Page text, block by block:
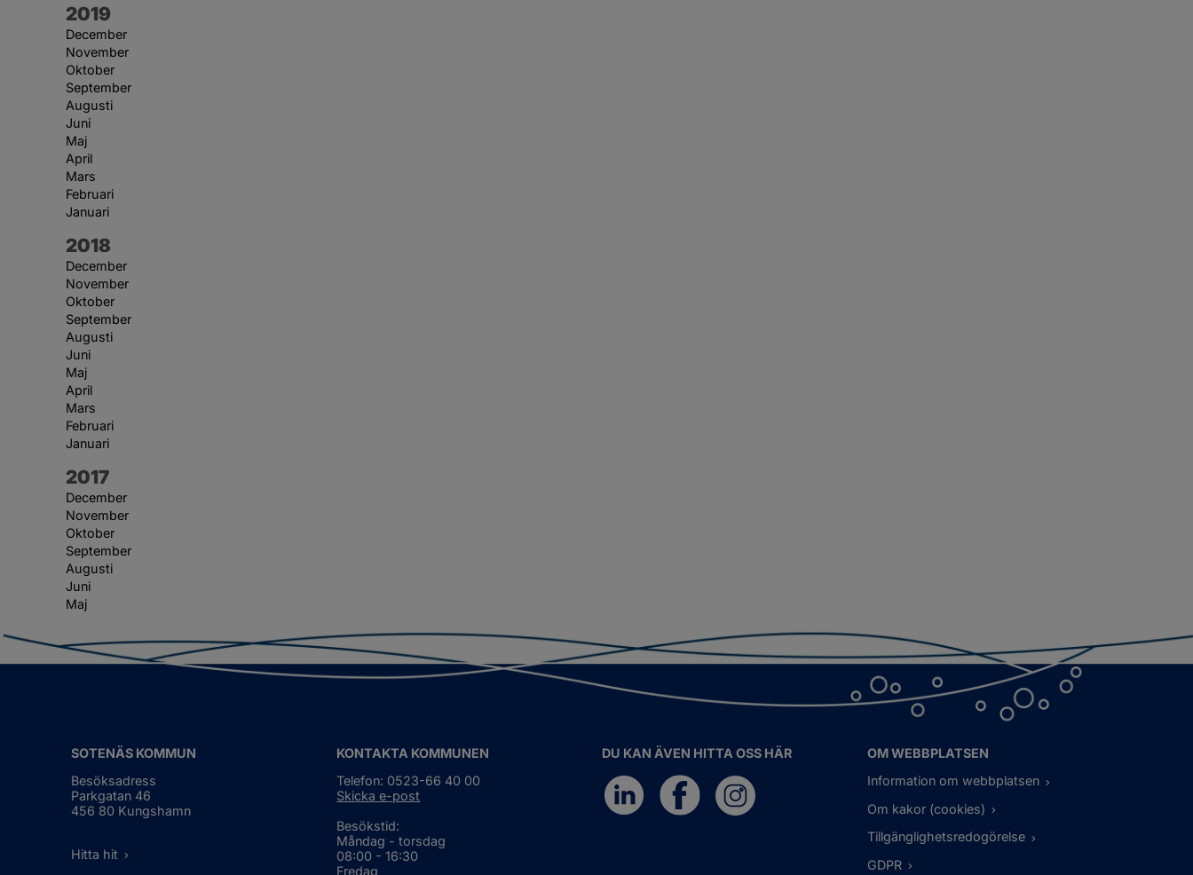
År:
2019
December
November
Oktober
September
Augusti
Juni
Maj
April
Mars
Februari
Januari
År:
2018
December
November
Oktober
September
Augusti
Juni
Maj
April
Mars
Februari
Januari
År:
2017
December
November
Oktober
September
Augusti
Juni
Maj
SOTENÄS KOMMUN
Besöksadress
Parkgatan 46
456 80 Kungshamn
Hitta hit
KONTAKTA KOMMUNEN
Telefon: 0523-66 40 00
Skicka e-post
Besökstid:
Måndag - torsdag
08:00 - 16:30
Fredag
DU KAN ÄVEN HITTA OSS HÄR
OM WEBBPLATSEN
Information om webbplatsen
Om kakor (cookies)
Tillgänglighetsredogörelse
GDPR